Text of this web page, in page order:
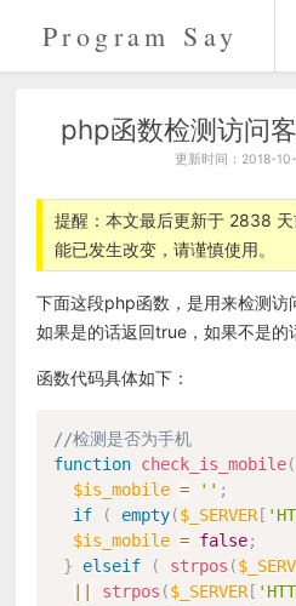
Program Say
php函数检测访问
更新时间：2018-
提醒：本文最后更新于 2838
能已发生改变，请谨慎使用。
下面这段php函数，是用来检测访
如果是的话返回true，如果不是的
函数代码具体如下：
//检测是否为手机
function check_is_mobile(
$is_mobile = '' ;
if
( empty($_SERVER[
$is_mobile = false;
}
elseif ( strpos (
strpos ($_SERVER[